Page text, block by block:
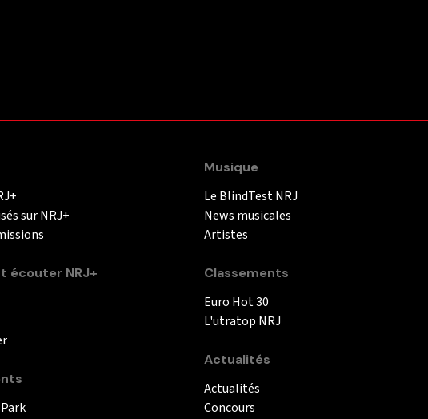
sur NRJ+
écouter NRJ+
Musique
Le BlindTest NRJ
News musicales
Artistes
Classements
Euro Hot 30
L'utratop NRJ
Actualités
Actualités
Concours